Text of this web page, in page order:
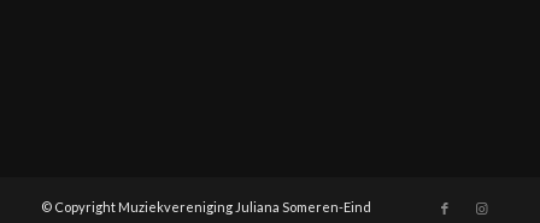
© Copyright Muziekvereniging Juliana Someren-Eind